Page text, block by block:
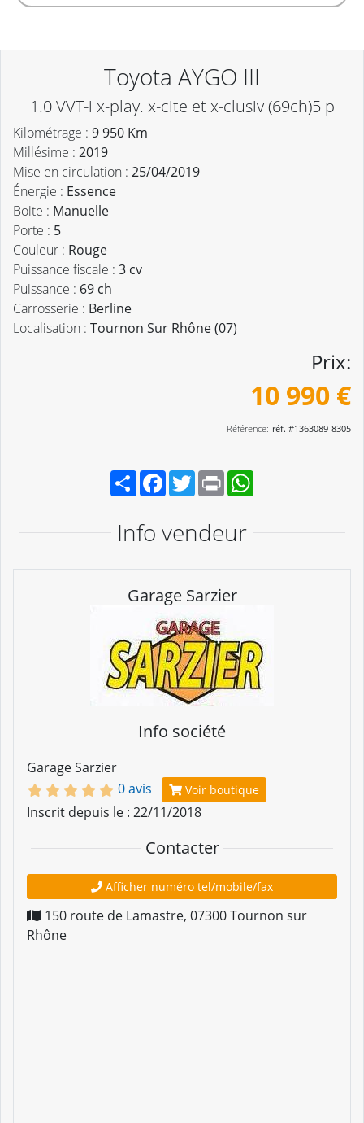
Toyota AYGO III
1.0 VVT-i x-play. x-cite et x-clusiv (69ch)5 p
Kilométrage : 9 950 Km
Millésime : 2019
Mise en circulation : 25/04/2019
Énergie : Essence
Boite : Manuelle
Porte : 5
Couleur : Rouge
Puissance fiscale : 3 cv
Puissance : 69 ch
Carrosserie : Berline
Localisation : Tournon Sur Rhône (07)
Prix:
10 990 €
Référence: réf. #1363089-8305
PartagerFacebook
TwitterPrint
Info vendeur
Garage Sarzier
Info société
Garage Sarzier
0 avis
Voir boutique
Inscrit depuis le : 22/11/2018
Contacter
Afficher numéro tel/mobile/fax
150 route de Lamastre, 07300Tournon sur
Rhône